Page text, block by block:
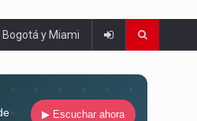
Bogotá y Miami
▶ Escuchar ahora